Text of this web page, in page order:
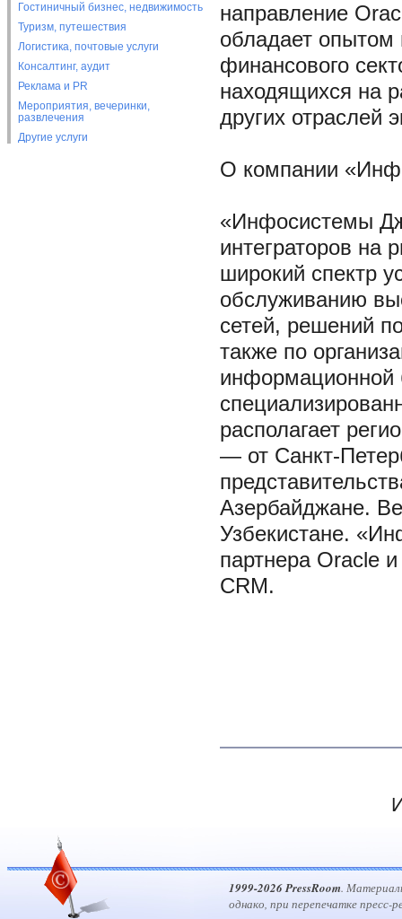
Гостиничный бизнес, недвижимость
Туризм, путешествия
Логистика, почтовые услуги
Консалтинг, аудит
Реклама и PR
Мероприятия, вечеринки,
развлечения
Другие услуги
направление
обладает опытом
финансового
находящихся на
других отраслей
О компании
«Инфосистемы
интеграторов на
широкий спектр
обслуживанию
сетей, решений
также по
информационной
располагает
— от Санкт-
Азербайджане.
Узбекистане.
партнера Oracle
CRM.
1999-2026 PressRoom.
однако, при перепечатке пресс-